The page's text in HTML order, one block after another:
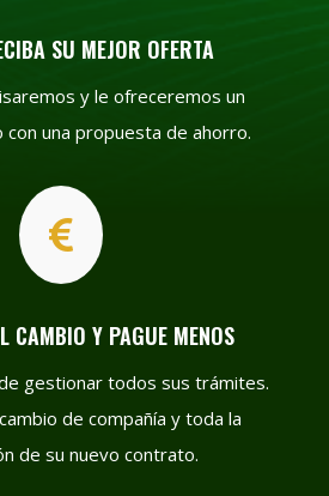
SU MEJOR OFERTA
y le ofreceremos un
una propuesta de ahorro.

CAMBIO Y PAGUE MENOS
gestionar todos sus trámites.
de compañía y toda la
de su nuevo contrato.